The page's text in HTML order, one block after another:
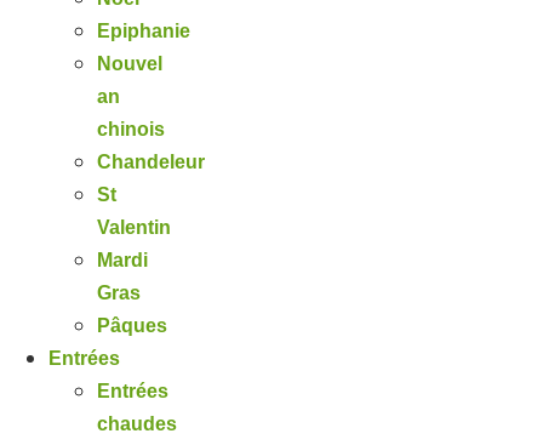
Epiphanie
Nouvel
an
chinois
Chandeleur
St
Valentin
Mardi
Gras
Pâques
Entrées
Entrées
chaudes